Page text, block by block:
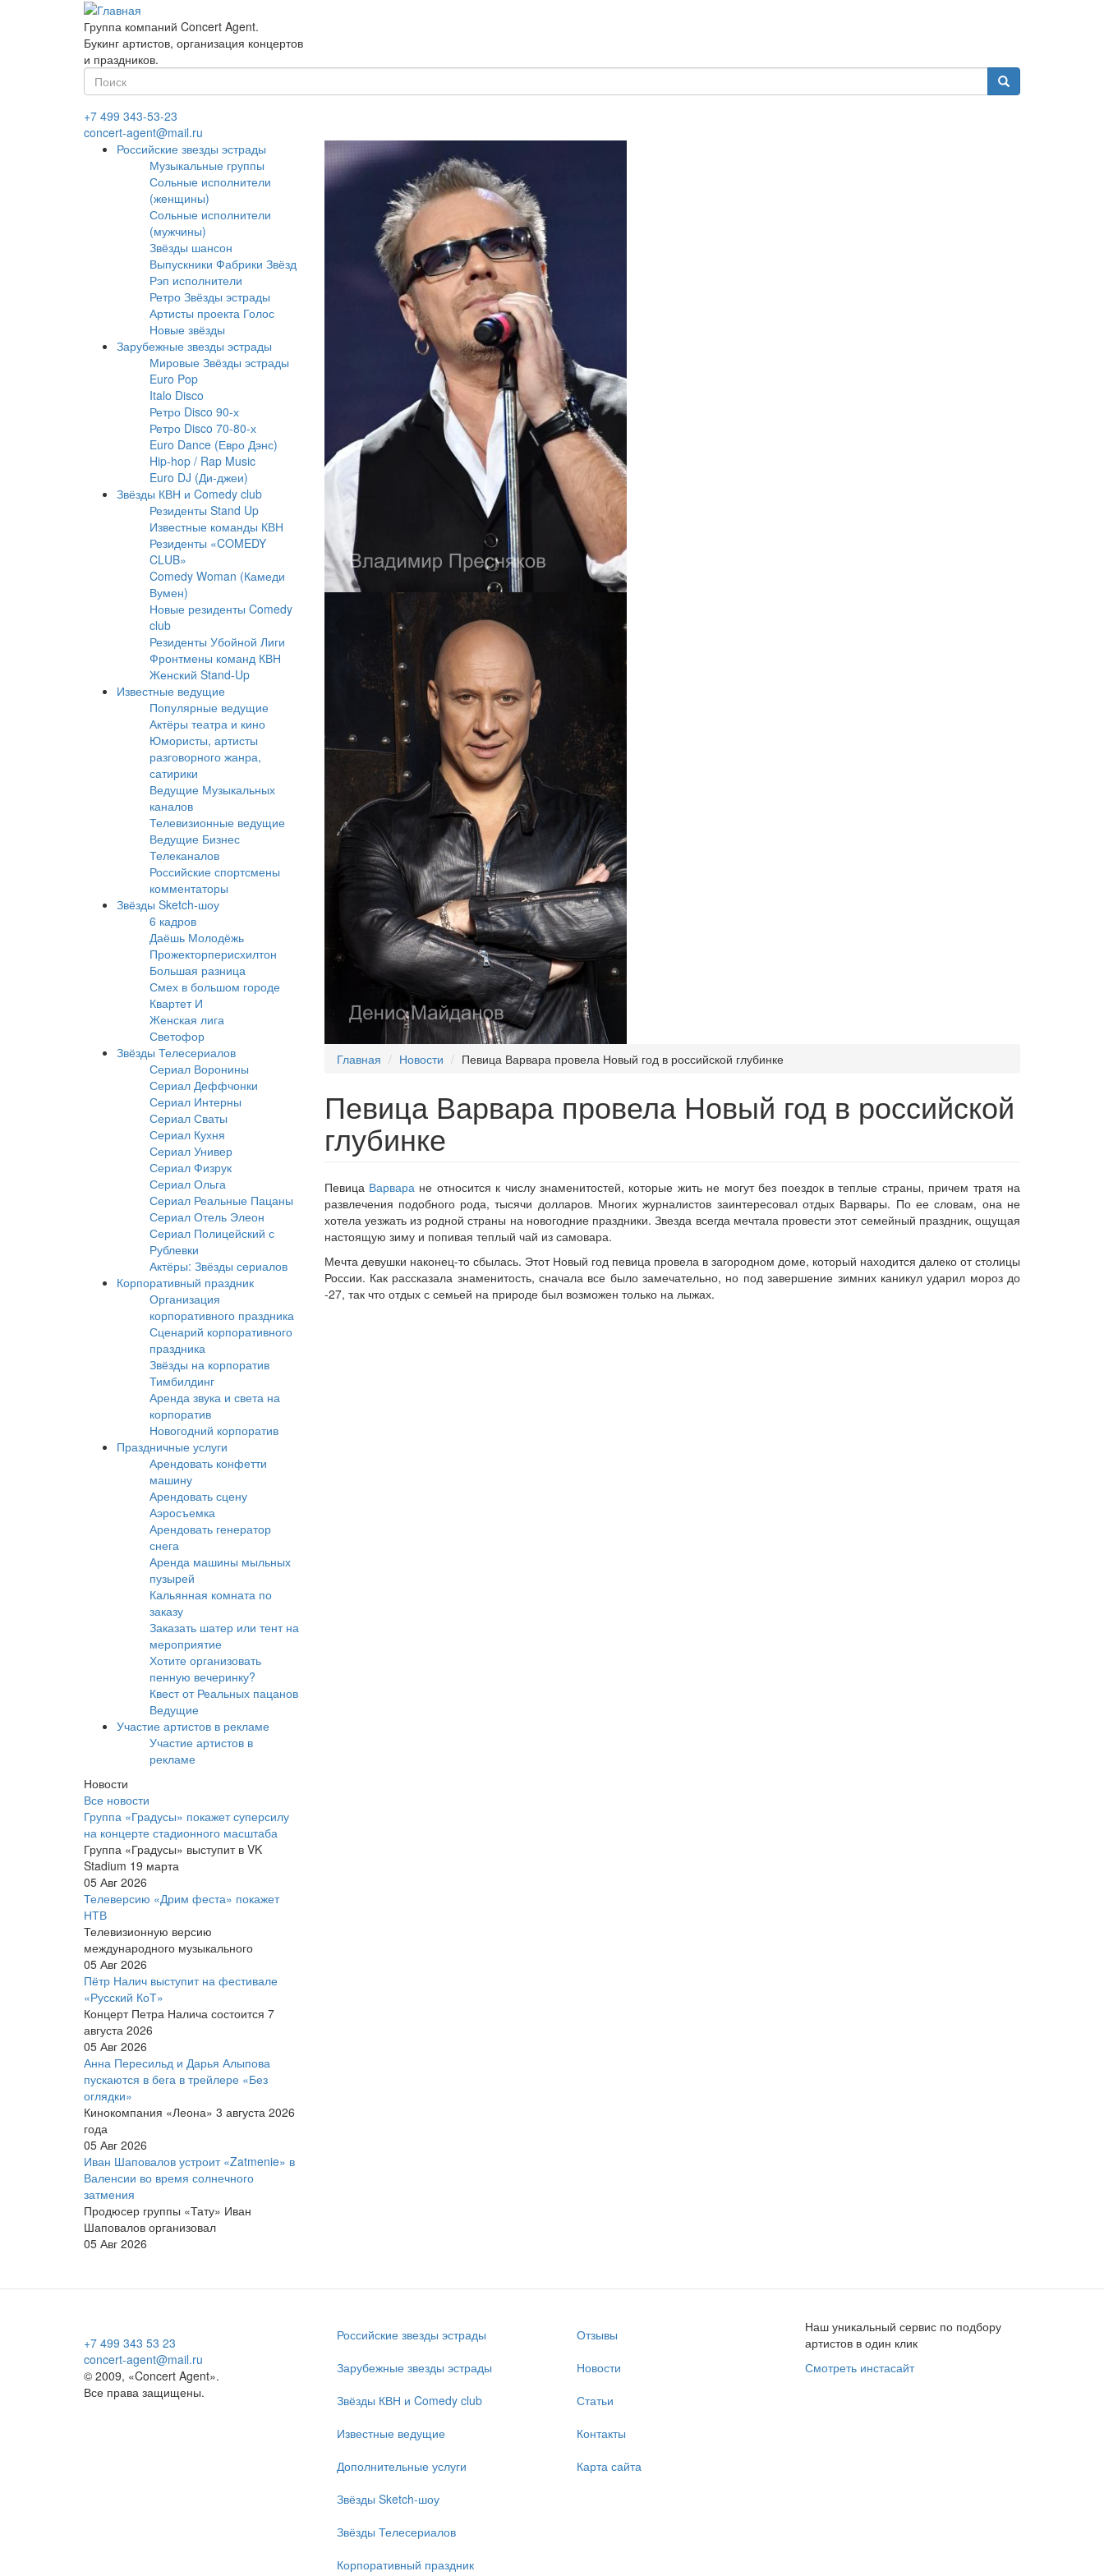
Группа компаний Concert Agent.
Букинг артистов, организация концертов
и праздников.
Форма
поиска
+7 499 343-53-23
concert-agent@mail.ru
Российские звезды эстрады
Музыкальные группы
Сольные исполнители
(женщины)
Сольные исполнители
(мужчины)
Звёзды шансон
Выпускники Фабрики Звёзд
Рэп исполнители
Ретро Звёзды эстрады
Артисты проекта Голос
Новые звёзды
Зарубежные звезды эстрады
Мировые Звёзды эстрады
Euro Pop
Italo Disco
Ретро Disco 90-х
Ретро Disco 70-80-х
Euro Dance (Евро Дэнс)
Hip-hop / Rap Music
Euro DJ (Ди-джеи)
Звёзды КВН и Comedy club
Резиденты Stand Up
Известные команды КВН
Резиденты «COMEDY
CLUB»
Comedy Woman (Камеди
Вумен)
Новые резиденты Comedy
club
Резиденты Убойной Лиги
Фронтмены команд КВН
Женский Stand-Up
Известные ведущие
Популярные ведущие
Актёры театра и кино
Юмористы, артисты
разговорного жанра,
сатирики
Ведущие Музыкальных
каналов
Телевизионные ведущие
Ведущие Бизнес
Телеканалов
Российские спортсмены
комментаторы
Звёзды Sketch-шоу
6 кадров
Даёшь Молодёжь
Прожекторперисхилтон
Большая разница
Смех в большом городе
Квартет И
Женская лига
Светофор
Звёзды Телесериалов
Сериал Воронины
Сериал Деффчонки
Сериал Интерны
Сериал Сваты
Сериал Кухня
Сериал Универ
Сериал Физрук
Сериал Ольга
Сериал Реальные Пацаны
Сериал Отель Элеон
Сериал Полицейский с
Рублевки
Актёры: Звёзды сериалов
Корпоративный праздник
Организация
корпоративного праздника
Сценарий корпоративного
праздника
Звёзды на корпоратив
Тимбилдинг
Аренда звука и света на
корпоратив
Новогодний корпоратив
Праздничные услуги
Арендовать конфетти
машину
Арендовать сцену
Аэросъемка
Арендовать генератор
снега
Аренда машины мыльных
пузырей
Кальянная комната по
заказу
Заказать шатер или тент на
мероприятие
Хотите организовать
пенную вечеринку?
Квест от Реальных пацанов
Ведущие
Участие артистов в рекламе
Участие артистов в
рекламе
Новости
Все новости
Группа «Градусы» покажет суперсилу
на концерте стадионного масштаба
Группа «Градусы» выступит в VK
Stadium 19 марта
05 Авг 2026
Телеверсию «Дрим феста» покажет
НТВ
Телевизионную версию
международного музыкального
05 Авг 2026
Пётр Налич выступит на фестивале
«Русский КоТ»
Концерт Петра Налича состоится 7
августа 2026
05 Авг 2026
Анна Пересильд и Дарья Алыпова
пускаются в бега в трейлере «Без
оглядки»
Кинокомпания «Леона» 3 августа 2026
года
05 Авг 2026
Иван Шаповалов устроит «Zatmenie» в
Валенсии во время солнечного
затмения
Продюсер группы «Тату» Иван
Шаповалов организовал
05 Авг 2026
Главная Новости Певица Варвара провела Новый год в российской глубинке
Певица Варвара провела Новый год в российской
глубинке
Певица Варваране относится к числу знаменитостей, которые жить не могут без поездок в теплые страны, причем тратя на
развлечения подобного рода, тысячи долларов. Многих журналистов заинтересовал отдых Варвары. По ее словам, она не
хотела уезжать из родной страны на новогодние праздники. Звезда всегда мечтала провести этот семейный праздник, ощущая
настоящую зиму и попивая теплый чай из самовара.
Мечта девушки наконец-то сбылась. Этот Новый год певица провела в загородном доме, который находится далеко от столицы
России. Как рассказала знаменитость, сначала все было замечательно, но под завершение зимних каникул ударил мороз до
-27, так что отдых с семьей на природе был возможен только на лыжах.
+7 499 343 53 23
concert-agent@mail.ru
© 2009, «Concert Agent».
Все права защищены.
Российские звезды эстрады
Зарубежные звезды эстрады
Звёзды КВН и Comedy club
Известные ведущие
Дополнительные услуги
Звёзды Sketch-шоу
Звёзды Телесериалов
Корпоративный праздник
Отзывы
Новости
Статьи
Контакты
Карта сайта
Наш уникальный сервис по подбору
артистов в один клик
Смотреть инстасайт